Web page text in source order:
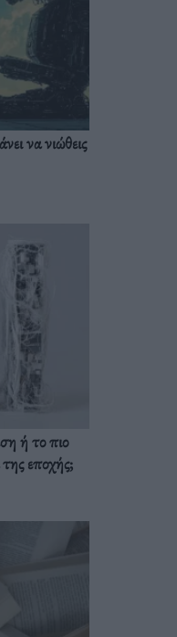
να νιώθεις
ή το πιο
εποχής;